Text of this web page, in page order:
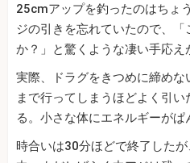
25cmアップを釣ったのはちょ
ジの引きを忘れていたので、
か？」と驚くような凄い手応え
実際、ドラグをきつめに締め
まで行ってしまうほどよく引
る。小さな体にエネルギーがぱ
時合いは30分ほどで終了した